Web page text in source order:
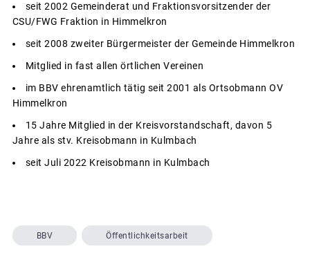
seit 2002 Gemeinderat und Fraktionsvorsitzender der
CSU/FWG Fraktion in Himmelkron
seit 2008 zweiter Bürgermeister der Gemeinde Himmelkron
Mitglied in fast allen örtlichen Vereinen
im BBV ehrenamtlich tätig seit 2001 als Ortsobmann OV
Himmelkron
15 Jahre Mitglied in der Kreisvorstandschaft, davon 5
Jahre als stv. Kreisobmann in Kulmbach
seit Juli 2022 Kreisobmann in Kulmbach
BBV Öffentlichkeitsarbeit